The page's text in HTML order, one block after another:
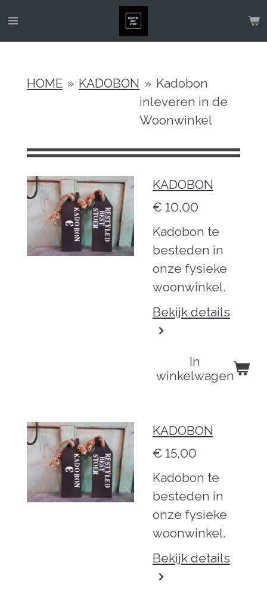
Ga
hoofdinhoud
HOME » KADOBON » Kadobon
inleveren in de
Woonwinkel
KADOBON
€ 10,00
Kadobon te
besteden in
onze fysieke
woonwinkel.
Bekijk details
In
winkelwagen
KADOBON
€ 15,00
Kadobon te
besteden in
onze fysieke
woonwinkel.
Bekijk details